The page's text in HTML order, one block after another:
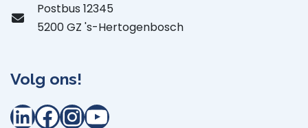
Postbus 12345
5200 GZ 's-Hertogenbosch
Volg ons!
LinkedIn
Facebook
Instagram
YouTube